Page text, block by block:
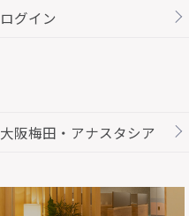
ログイン
大阪梅田・アナスタシア